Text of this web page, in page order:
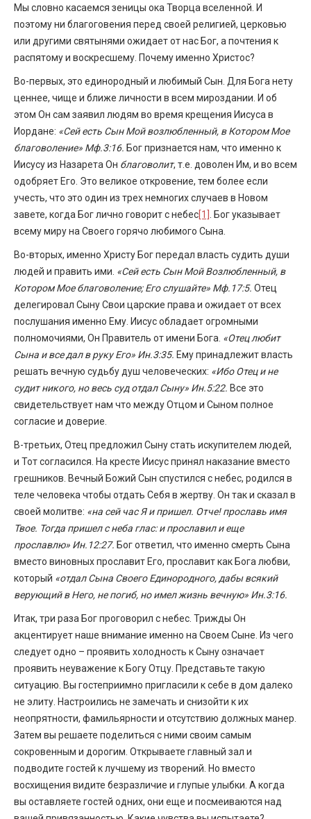
Мы словно касаемся зеницы ока Творца вселенной. И
поэтому ни благоговения перед своей религией, церковью
или другими святынями ожидает от нас Бог, а почтения к
распятому и воскресшему. Почему именно Христос?
Во-первых, это единородный и любимый Сын. Для Бога нету
ценнее, чище и ближе личности в всем мироздании. И об
этом Он сам заявил людям во время крещения Иисуса в
Иордане: «Сей есть Сын Мой возлюбленный, в Котором Мое
благоволение» Мф.3:16. Бог признается нам, что именно к
Иисусу из Назарета Он благоволит, т.е. доволен Им, и во всем
одобряет Его. Это великое откровение, тем более если
учесть, что это один из трех немногих случаев в Новом
завете, когда Бог лично говорит с небес[1]
. Бог указывает
всему миру на Своего горячо любимого Сына.
Во-вторых, именно Христу Бог передал власть судить души
людей и править ими. «Сей есть Сын Мой Возлюбленный, в
Котором Мое благоволение; Его слушайте» Мф.17:5. Отец
делегировал Сыну Свои царские права и ожидает от всех
послушания именно Ему. Иисус обладает огромными
полномочиями, Он Правитель от имени Бога. «Отец любит
Сына и все дал в руку Его» Ин.3:35. Ему принадлежит власть
решать вечную судьбу душ человеческих: «Ибо Отец и не
судит никого, но весь суд отдал Сыну» Ин.5:22. Все это
свидетельствует нам что между Отцом и Сыном полное
согласие и доверие.
В-третьих, Отец предложил Сыну стать искупителем людей,
и Тот согласился. На кресте Иисус принял наказание вместо
грешников. Вечный Божий Сын спустился с небес, родился в
теле человека чтобы отдать Себя в жертву. Он так и сказал в
своей молитве: «на сей час Я и пришел. Отче! прославь имя
Твое. Тогда пришел с неба глас: и прославил и еще
прославлю» Ин.12:27. Бог ответил, что именно смерть Сына
вместо виновных прославит Его, прославит как Бога любви,
который «отдал Сына Своего Единородного, дабы всякий
верующий в Него, не погиб, но имел жизнь вечную» Ин.3:16.
Итак, три раза Бог проговорил с небес. Трижды Он
акцентирует наше внимание именно на Своем Сыне. Из чего
следует одно – проявить холодность к Сыну означает
проявить неуважение к Богу Отцу. Представьте такую
ситуацию. Вы гостеприимно пригласили к себе в дом далеко
не элиту. Настроились не замечать и снизойти к их
неопрятности, фамильярности и отсутствию должных манер.
Затем вы решаете поделиться с ними своим самым
сокровенным и дорогим. Открываете главный зал и
подводите гостей к лучшему из творений. Но вместо
восхищения видите безразличие и глупые улыбки. А когда
вы оставляете гостей одних, они еще и посмеиваются над